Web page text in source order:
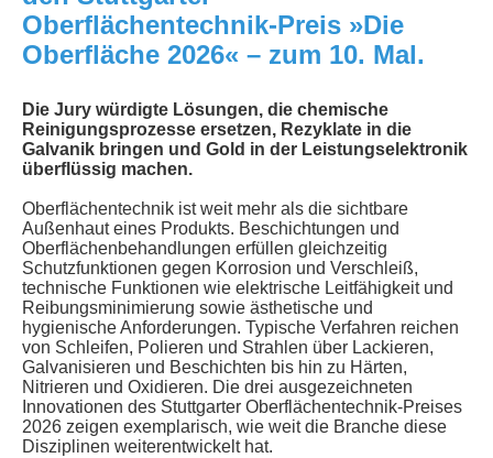
Oberflächentechnik-Preis »Die
Oberfläche 2026« – zum 10. Mal.
Die Jury würdigte Lösungen, die chemische
Reinigungsprozesse ersetzen, Rezyklate in die
Galvanik bringen und Gold in der Leistungselektronik
überflüssig machen.
Oberflächentechnik ist weit mehr als die sichtbare
Außenhaut eines Produkts. Beschichtungen und
Oberflächenbehandlungen erfüllen gleichzeitig
Schutzfunktionen gegen Korrosion und Verschleiß,
technische Funktionen wie elektrische Leitfähigkeit und
Reibungsminimierung sowie ästhetische und
hygienische Anforderungen. Typische Verfahren reichen
von Schleifen, Polieren und Strahlen über Lackieren,
Galvanisieren und Beschichten bis hin zu Härten,
Nitrieren und Oxidieren. Die drei ausgezeichneten
Innovationen des Stuttgarter Oberflächentechnik-Preises
2026 zeigen exemplarisch, wie weit die Branche diese
Disziplinen weiterentwickelt hat.